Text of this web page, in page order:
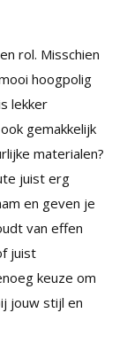
rol. Misschien
hoogpolig
lekker
gemakkelijk
materialen?
juist erg
en geven je
van effen
juist
keuze om
jouw stijl en